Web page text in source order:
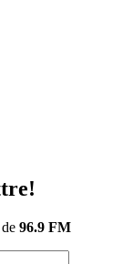
96.9 FM